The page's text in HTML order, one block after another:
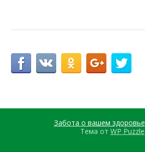
Забота о вашем здоровье
Тема от WP Puzzle